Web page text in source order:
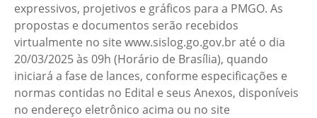
expressivos, projetivos e gráficos para a PMGO. As
propostas e documentos serão recebidos
virtualmente no site www.sislog.go.gov.br até o dia
20/03/2025 às 09h (Horário de Brasília), quando
iniciará a fase de lances, conforme especificações e
normas contidas no Edital e seus Anexos, disponíveis
no endereço eletrônico acima ou no site